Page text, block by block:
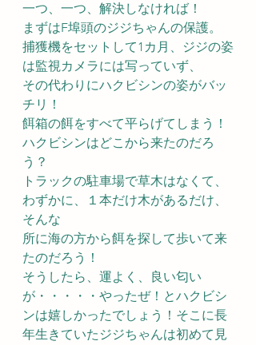
一つ、一つ、解決しなければ！
まずはF埠頭のジジちゃんの保護。
捕獲機をセットして1カ月、ジジの姿
は監視カメラには写っていず、
その代わりにハクビシンの姿がバッ
チリ！
餌箱の餌をすべて平らげてしまう！
ハクビシンはどこから来たのだろ
う？
トラックの駐車場で草木はなくて、
わずかに、１本だけ木があるだけ、
そんな
所に海の方から餌を探して歩いて来
たのだろう！
そうしたら、運よく、良い匂い
が・・・・・やったぜ！とハクビシ
ンは嬉しかったでしょう！そこに長
年生きていたジジちゃんは初めて見